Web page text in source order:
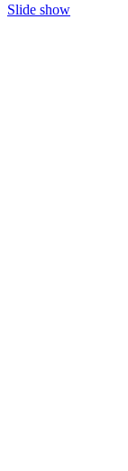
Slide show